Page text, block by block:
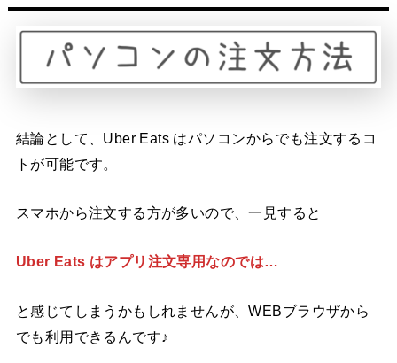
結論として、Uber Eats はパソコンからでも注文するコ
トが可能です。
スマホから注文する方が多いので、一見すると
Uber Eats はアプリ注文専用なのでは…
と感じてしまうかもしれませんが、WEBブラウザから
でも利用できるんです♪